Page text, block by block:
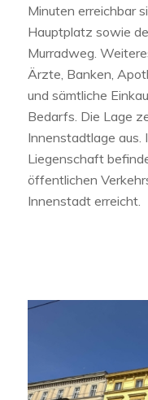
Minuten erreichbar
Hauptplatz sowie
Murradweg.
Ärzte, Banken,
und sämtliche
Bedarfs. Die Lage
Innenstadtlage aus.
Liegenschaft
öffentlichen
Innenstadt erreicht.